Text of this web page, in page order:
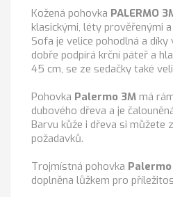
Kožená pohovka PALERMO
klasickými, léty prověřenými
Sofa je velice pohodlná a
dobře podpírá krční páteř a
45 cm, se ze sedačky také
Pohovka Palermo 3M má
dubového dřeva a je
Barvu kůže i dřeva si můžete
požadavků.
Trojmístná pohovka Palermo
doplněna lůžkem pro